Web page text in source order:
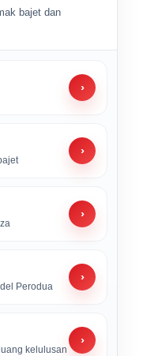
bajet dan
›
›
›
Perodua
›
kelulusan
›